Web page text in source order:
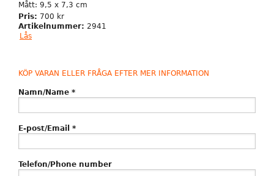
Mått: 9,5 x 7,3 cm
Pris: 700 kr
Artikelnummer: 2941
Lås
KÖP VARAN ELLER FRÅGA EFTER MER INFORMATION
Namn/Name *
E-post/Email *
Telefon/Phone number